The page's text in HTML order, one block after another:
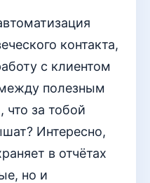
контакта,
с клиентом
полезным
за тобой
Интересно,
в отчётах
но и